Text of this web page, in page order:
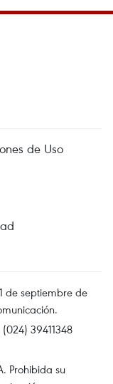
de Uso
de septiembre de
39411348
Prohibida su